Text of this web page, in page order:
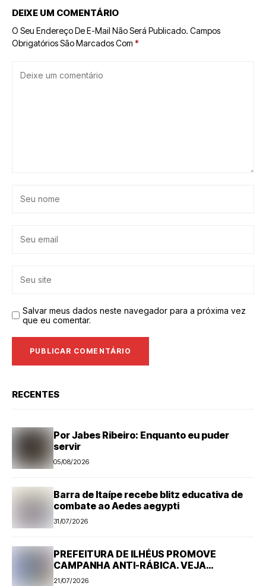
DEIXE UM COMENTÁRIO
O Seu Endereço De E-Mail Não Será Publicado. Campos
Obrigatórios São Marcados Com *
Salvar meus dados neste navegador para a próxima vez
que eu comentar.
RECENTES
Por Jabes Ribeiro: Enquanto eu puder
servir
05/08/2026
Barra de Itaípe recebe blitz educativa de
combate ao Aedes aegypti
31/07/2026
PREFEITURA DE ILHÉUS PROMOVE
CAMPANHA ANTI-RÁBICA. VEJA
PROGRAMAÇÃO
21/07/2026